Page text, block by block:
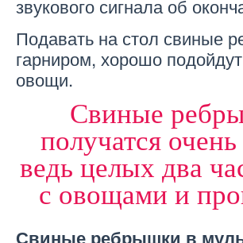
звукового сигнала об
Подавать на стол
гарниром, хорошо
овощи.
Свиные
получатся
ведь целых два
с овощами и
Свиные ребрышки в